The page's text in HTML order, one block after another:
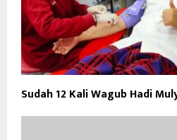
Sudah 12 Kali Wagub Hadi